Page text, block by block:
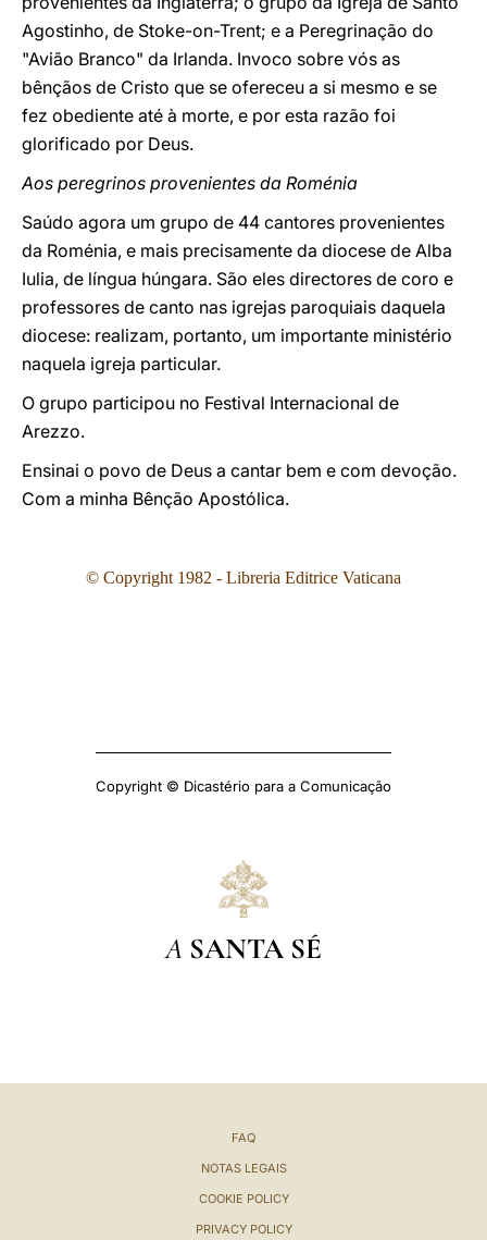
Agostinho, de Stoke-on-Trent; e a Peregrinação do
"Avião Branco" da Irlanda. Invoco sobre vós as
bênçãos de Cristo que se ofereceu a si mesmo e se
fez obediente até à morte, e por esta razão foi
glorificado por Deus.
Aos peregrinos provenientes da Roménia
Saúdo agora um grupo de 44 cantores provenientes
da Roménia, e mais precisamente da diocese de Alba
Iulia, de língua húngara. São eles directores de coro e
professores de canto nas igrejas paroquiais daquela
diocese: realizam, portanto, um importante ministério
naquela igreja particular.
O grupo participou no Festival Internacional de
Arezzo.
Ensinai o povo de Deus a cantar bem e com devoção.
Com a minha Bênção Apostólica.
© Copyright 1982 - Libreria Editrice Vaticana
Copyright © Dicastério para a Comunicação
A SANTA SÉ
FAQ
NOTAS LEGAIS
COOKIE POLICY
PRIVACY POLICY